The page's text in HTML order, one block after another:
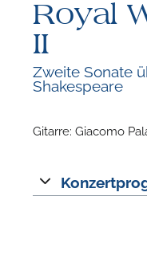
Royal
II
Zweite Sonate
Shakespeare
Gitarre: Giacomo